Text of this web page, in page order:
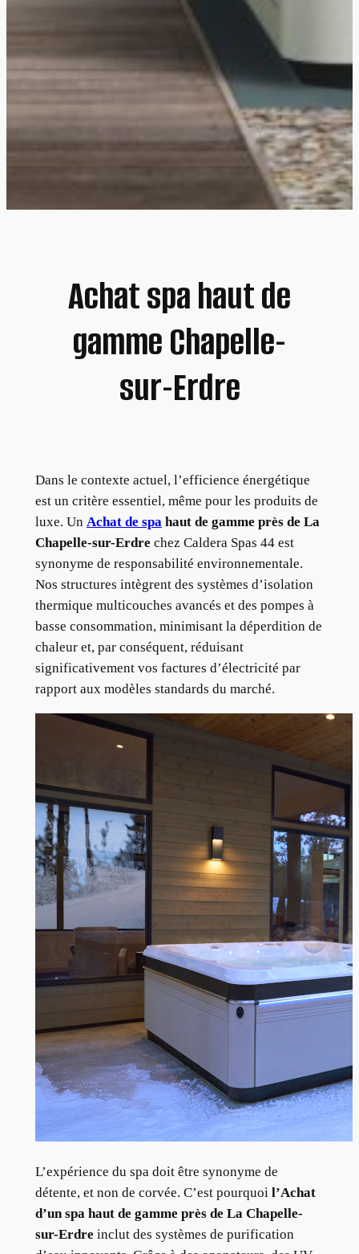
Achat spa haut de
gamme Chapelle-
sur-Erdre
Dans le contexte actuel, l’efficience énergétique
est un critère essentiel, même pour les produits de
luxe. Un Achat de spahaut de gamme près de La
Chapelle-sur-Erdre chez Caldera Spas 44 est
synonyme de responsabilité environnementale.
Nos structures intègrent des systèmes d’isolation
thermique multicouches avancés et des pompes à
basse consommation, minimisant la déperdition de
chaleur et, par conséquent, réduisant
significativement vos factures d’électricité par
rapport aux modèles standards du marché.
L’expérience du spa doit être synonyme de
détente, et non de corvée. C’est pourquoi l’Achat
d’un spa haut de gamme près de La Chapelle-
sur-Erdre inclut des systèmes de purification